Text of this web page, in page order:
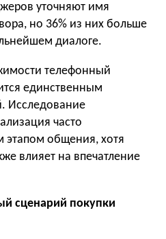
уточняют имя
но 36% из них больше
диалоге.
телефонный
единственным
Исследование
часто
этапом общения, хотя
влияет на впечатление
сценарий покупки